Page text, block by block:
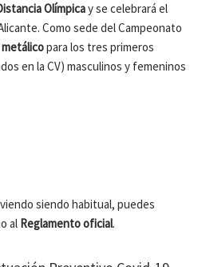
Olímpicay se celebrará el
Como sede del Campeonato
para los tres primeros
en la CV) masculinos y femeninos
siendo habitual, puedes
al Reglamento oficial.